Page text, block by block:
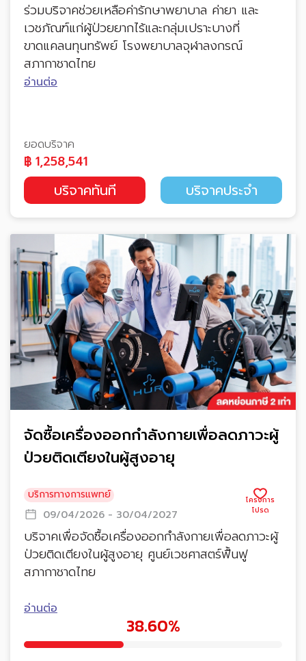
ร่วมบริจาคช่วยเหลือค่ารักษาพยาบาล ค่ายา และ
เวชภัณฑ์แก่ผู้ป่วยยากไร้และกลุ่มเปราะบางที่
ขาดแคลนทุนทรัพย์ โรงพยาบาลจุฬาลงกรณ์
สภากาชาดไทย
อ่านต่อ
ยอดบริจาค
฿ 1,258,541
บริจาคทันที บริจาคประจำ
จัดซื้อเครื่องออกกำลังกายเพื่อลดภาวะผู้
ป่วยติดเตียงในผู้สูงอายุ
บริการทางการแพทย์
09/04/2026 - 30/04/2027
บริจาคเพื่อจัดซื้อเครื่องออกกำลังกายเพื่อลดภาวะผู้
ป่วยติดเตียงในผู้สูงอายุ ศูนย์เวชศาสตร์ฟื้นฟู
สภากาชาดไทย
อ่านต่อ
38.60%